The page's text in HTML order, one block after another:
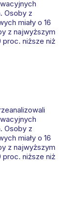
Osoby z
miały o 16
z najwyższym
niższe niż
Osoby z
miały o 16
z najwyższym
niższe niż